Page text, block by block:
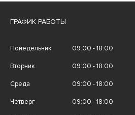
ГРАФИК РАБОТЫ
Понедельник 09:00 - 18:00
Вторник 09:00 - 18:00
Среда 09:00 - 18:00
Четверг 09:00 - 18:00